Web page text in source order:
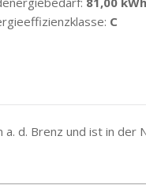
C
d. Brenz und ist in der